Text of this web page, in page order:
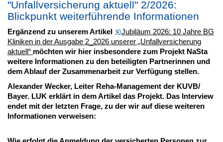
"Unfallversicherung aktuell" 2/2026:
Blickpunkt weiterführende Informationen
Ergänzend zu unserem Artikel
Jubiläum 2026: 10 Jahre BG
Kliniken in der Ausgabe 2_2026 unserer „Unfallversicherung
aktuell“ möchten wir hier insbesondere zum Projekt NaSta
weitere Informationen zu den beteiligten Partnerinnen und
dem Ablauf der Zusammenarbeit zur Verfügung stellen.
Alexander Wecker, Leiter Reha-Management der KUVB/
Bayer. LUK erklärt in dem Artikel das Projekt. Das Interview
endet mit der letzten Frage, zu der wir auf diese weiteren
Informationen verweisen: